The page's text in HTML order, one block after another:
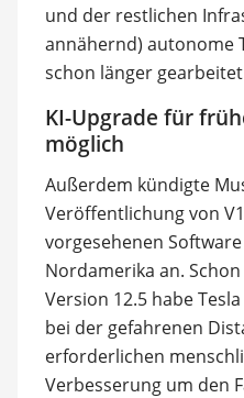
und der restlichen
annähernd) autonome
schon länger
KI-Upgrade für
möglich
Außerdem kündigte
Veröffentlichung von
vorgesehenen
Nordamerika an.
Version 12.5 habe
bei der gefahrenen
erforderlichen
Verbesserung um den